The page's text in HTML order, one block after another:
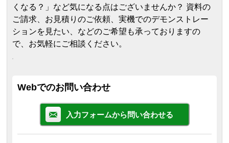
くなる？」など気になる点はございませんか？ 資料の
ご請求、お見積りのご依頼、実機でのデモンストレー
ションを見たい、などのご希望も承っておりますの
で、お気軽にご相談ください。
Webでのお問い合わせ
入力フォームから問い合わせる